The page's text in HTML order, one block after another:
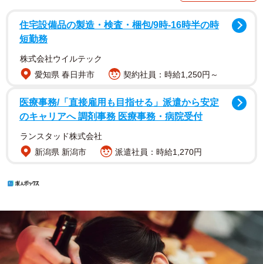
住宅設備品の製造・検査・梱包/9時-16時半の時
短勤務
株式会社ウイルテック
愛知県 春日井市
契約社員：時給1,250円～
医療事務/「直接雇用も目指せる」派遣から安定
のキャリアへ 調剤事務 医療事務・病院受付
ランスタッド株式会社
新潟県 新潟市
派遣社員：時給1,270円